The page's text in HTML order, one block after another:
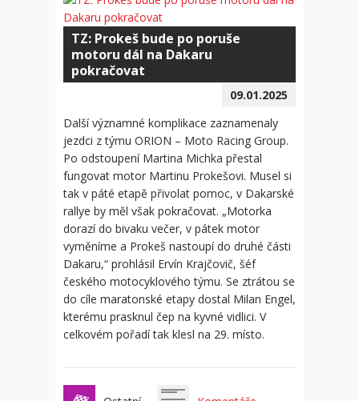
TZ: Prokeš bude po poruše
motoru dál na Dakaru
pokračovat
09.01.2025
Další významné komplikace zaznamenaly
jezdci z týmu ORION – Moto Racing Group.
Po odstoupení Martina Michka přestal
fungovat motor Martinu Prokešovi. Musel si
tak v páté etapě přivolat pomoc, v Dakarské
rallye by měl však pokračovat. „Motorka
dorazí do bivaku večer, v pátek motor
vyměníme a Prokeš nastoupí do druhé části
Dakaru,“ prohlásil Ervín Krajčovič, šéf
českého motocyklového týmu. Se ztrátou se
do cíle maratonské etapy dostal Milan Engel,
kterému prasknul čep na kyvné vidlici. V
celkovém pořadí tak klesl na 29. místo.